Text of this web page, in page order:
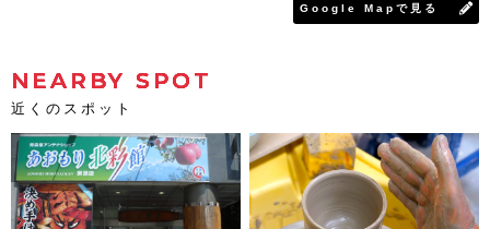
Google Mapで見る
NEARBY SPOT
近くのスポット